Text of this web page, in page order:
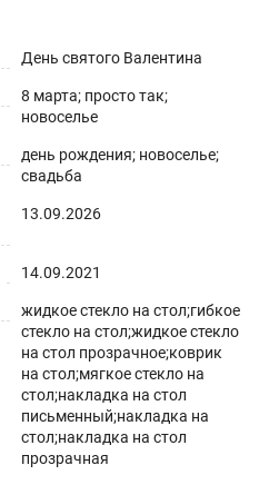
День святого Валентина
8 марта; просто так;
новоселье
день рождения; новоселье;
свадьба
13.09.2026
14.09.2021
жидкое стекло на стол;гибкое
стекло на стол;жидкое стекло
на стол прозрачное;коврик
на стол;мягкое стекло на
стол;накладка на стол
письменный;накладка на
стол;накладка на стол
прозрачная